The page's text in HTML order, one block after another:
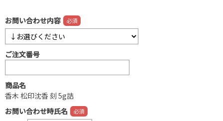
お問い合わせ内容
ご注文番号
商品名
香木 松印沈香 刻 5g詰
お問い合わせ時氏名